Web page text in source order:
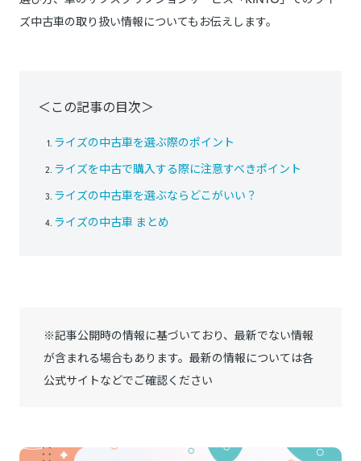
ズ中古車の取り扱い情報についてもお伝えします。
＜この記事の目次＞
ライズの中古車を選ぶ際のポイント
ライズを中古で購入する際に注意すべきポイント
ライズの中古車を選ぶならどこがいい？
ライズの中古車 まとめ
※記事公開時の情報に基づいており、最新でない情報
が含まれる場合もあります。最新の情報については各
公式サイトなどでご確認ください